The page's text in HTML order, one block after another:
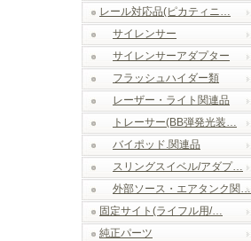
レール対応品(ピカティニ…
サイレンサー
サイレンサーアダプター
フラッシュハイダー類
レーザー・ライト関連品
トレーサー(BB弾発光装…
バイポッド.関連品
スリングスイベル/アダプ…
外部ソース・エアタンク関…
固定サイト(ライフル用/…
純正パーツ